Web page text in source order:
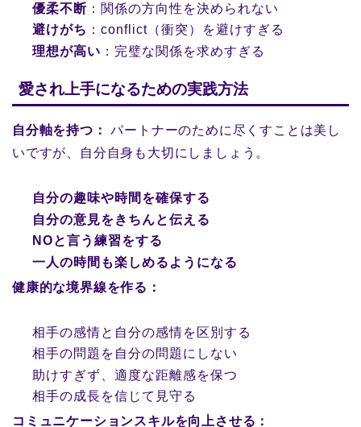
優柔不断 ：関係の方向性を決められない
避けがち ：conflict（衝突）を避けすぎる
理想が高い ：完璧な関係を求めすぎる
愛され上手になるための実践方法
自分軸を持つ：
パートナーのために尽くすことは美し
いですが、自分自身も大切にしましょう。
自分の趣味や時間を確保する
自分の意見をきちんと伝える
NOと言う練習をする
一人の時間も楽しめるようになる
健康的な境界線を作る：
相手の感情と自分の感情を区別する
相手の問題を自分の問題にしない
助けすぎず、適度な距離感を保つ
相手の成長を信じて見守る
コミュニケーションスキルを向上させる：